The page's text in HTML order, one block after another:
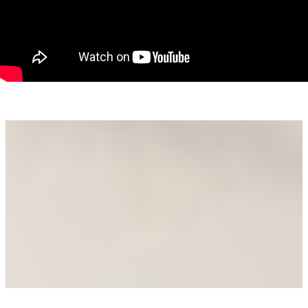
Caracteristici principale:
Destinație: industrială (producție / depozitare)